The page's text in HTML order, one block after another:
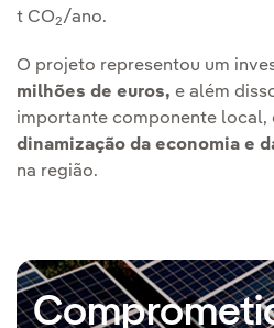
t CO2/ano.
O projeto representou um
milhões de euros, e além
importante componente local,
dinamização da economia e
na região.